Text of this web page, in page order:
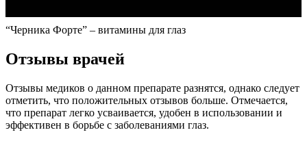
“Черника Форте” – витамины для глаз
Отзывы врачей
Отзывы медиков о данном препарате разнятся, однако следует
отметить, что положительных отзывов больше. Отмечается,
что препарат легко усваивается, удобен в использовании и
эффективен в борьбе с заболеваниями глаз.